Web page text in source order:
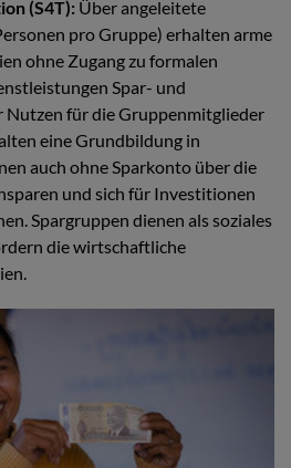
(S4T): Über angeleitete
pro Gruppe) erhalten arme
ohne Zugang zu formalen
Spar- und
für die Gruppenmitglieder
eine Grundbildung in
auch ohne Sparkonto über die
und sich für Investitionen
Spargruppen dienen als soziales
die wirtschaftliche